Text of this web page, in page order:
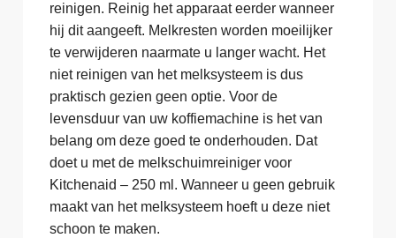
reinigen. Reinig het apparaat eerder wanneer
hij dit aangeeft. Melkresten worden moeilijker
te verwijderen naarmate u langer wacht. Het
niet reinigen van het melksysteem is dus
praktisch gezien geen optie. Voor de
levensduur van uw koffiemachine is het van
belang om deze goed te onderhouden. Dat
doet u met de melkschuimreiniger voor
Kitchenaid – 250 ml. Wanneer u geen gebruik
maakt van het melksysteem hoeft u deze niet
schoon te maken.